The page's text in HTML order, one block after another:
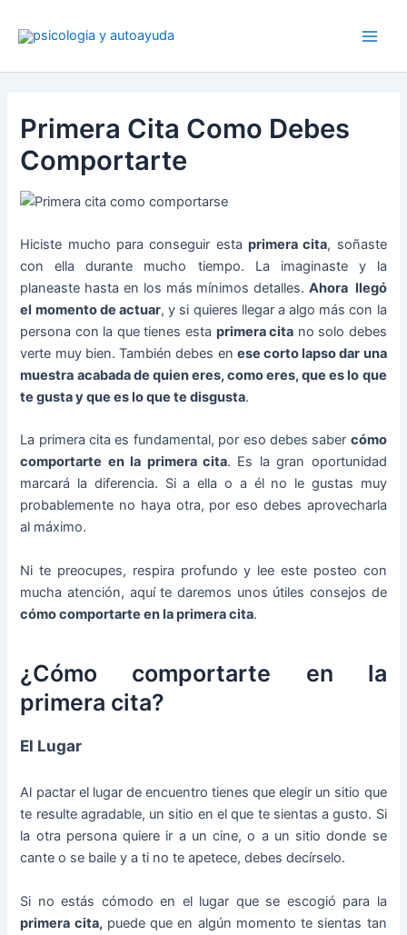
Primera Cita Como Debes
Comportarte
Hiciste mucho para conseguir esta primera cita, soñaste
con ella durante mucho tiempo. La imaginaste y la
planeaste hasta en los más mínimos detalles. Ahora llegó
el momento de actuar, y si quieres llegar a algo más con la
persona con la que tienes esta primera cita no solo debes
verte muy bien. También debes en ese corto lapso dar una
muestra acabada de quien eres, como eres, que es lo que
te gusta y que es lo que te disgusta.
La primera cita es fundamental, por eso debes saber cómo
comportarte en la primera cita. Es la gran oportunidad
marcará la diferencia. Si a ella o a él no le gustas muy
probablemente no haya otra, por eso debes aprovecharla
al máximo.
Ni te preocupes, respira profundo y lee este posteo con
mucha atención, aquí te daremos unos útiles consejos de
cómo comportarte en la primera cita.
¿Cómo comportarte en la
primera cita?
El Lugar
Al pactar el lugar de encuentro tienes que elegir un sitio que
te resulte agradable, un sitio en el que te sientas a gusto. Si
la otra persona quiere ir a un cine, o a un sitio donde se
cante o se baile y a ti no te apetece, debes decírselo.
Si no estás cómodo en el lugar que se escogió para la
primera cita,puede que en algún momento te sientas tan